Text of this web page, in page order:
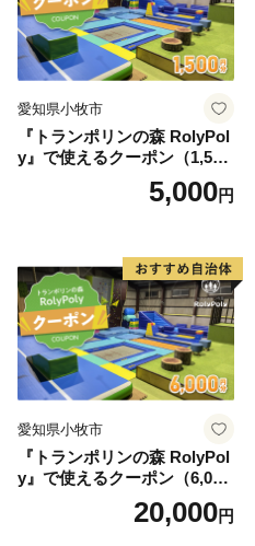
愛知県小牧市
『トランポリンの森 RolyPol
y』で使えるクーポン（1,500
5,000円
愛知県小牧市
『トランポリンの森 RolyPol
y』で使えるクーポン（6,000
20,000円